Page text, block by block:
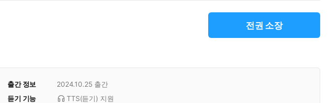
전권 소장
출간 정보 2024.10.25 출간
듣기 기능
TTS(듣기) 지원